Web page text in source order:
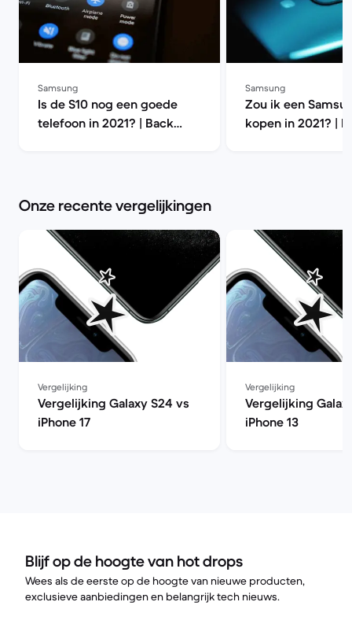
Samsung
Is de S10 nog een goede
telefoon in 2021? | Back
Samsung
Zou ik een
kopen in 2021? |
Onze recente vergelijkingen
Vergelijking
Vergelijking Galaxy S24 vs
iPhone 17
Vergelijking
Vergelijking
iPhone 13
Blijf op de hoogte van hot drops
Wees als de eerste op de hoogte van nieuwe producten,
exclusieve aanbiedingen en belangrijk tech nieuws.